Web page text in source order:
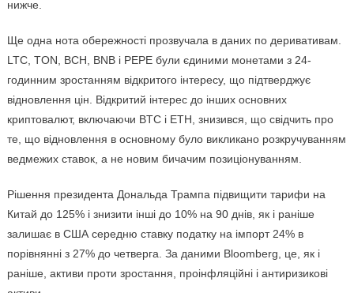
нижче.
Ще одна нота обережності прозвучала в даних по деривативам.
LTC, TON, BCH, BNB і PEPE були єдиними монетами з 24-
годинним зростанням відкритого інтересу, що підтверджує
відновлення цін. Відкритий інтерес до інших основних
криптовалют, включаючи BTC і ETH, знизився, що свідчить про
те, що відновлення в основному було викликано розкручуванням
ведмежих ставок, а не новим бичачим позиціонуванням.
Рішення президента Дональда Трампа підвищити тарифи на
Китай до 125% і знизити інші до 10% на 90 днів, як і раніше
залишає в США середню ставку податку на імпорт 24% в
порівнянні з 27% до четверга. За даними Bloomberg, це, як і
раніше, активи проти зростання, проінфляційні і антиризикові